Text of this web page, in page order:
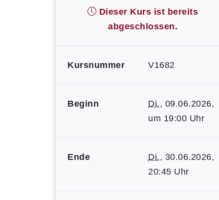
Dieser Kurs ist bereits
abgeschlossen.
Kursnummer V1682
Beginn Di., 09.06.2026,
um 19:00 Uhr
Ende Di., 30.06.2026,
20:45 Uhr